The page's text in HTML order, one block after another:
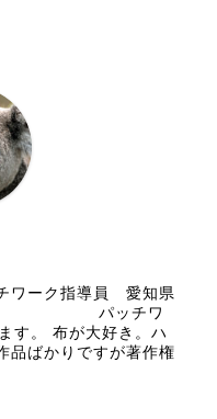
ワーク指導員 愛知県
チワ
す。 布が大好き。ハ
品ばかりですが著作権